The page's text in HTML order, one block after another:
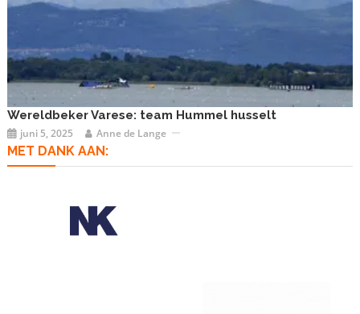
Wereldbeker Varese: team Hummel husselt
juni 5, 2025 Anne de Lange
MET DANK AAN: